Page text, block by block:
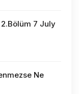
7 July
Ne